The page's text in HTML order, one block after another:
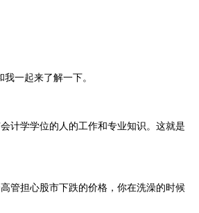
一起来了解一下。
计学学位的人的工作和专业知识。这就是
管担心股市下跌的价格，你在洗澡的时候